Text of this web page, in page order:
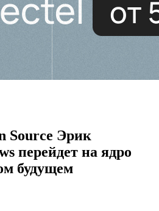
Source Эрик
перейдет на ядро
будущем